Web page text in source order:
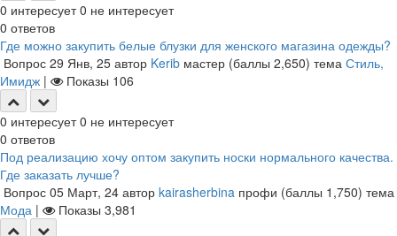
0 интересует 0 не интересует
0 ответов
Где можно закупить белые блузки для женского магазина одежды?
Вопрос 29 Янв, 25 автор Kerib мастер (баллы 2,650) тема Стиль,
Имидж | Показы 106
0 интересует 0 не интересует
0 ответов
Под реализацию хочу оптом закупить носки нормального качества.
Где заказать лучше?
Вопрос 05 Март, 24 автор kairasherbina профи (баллы 1,750) тема
Мода | Показы 3,981